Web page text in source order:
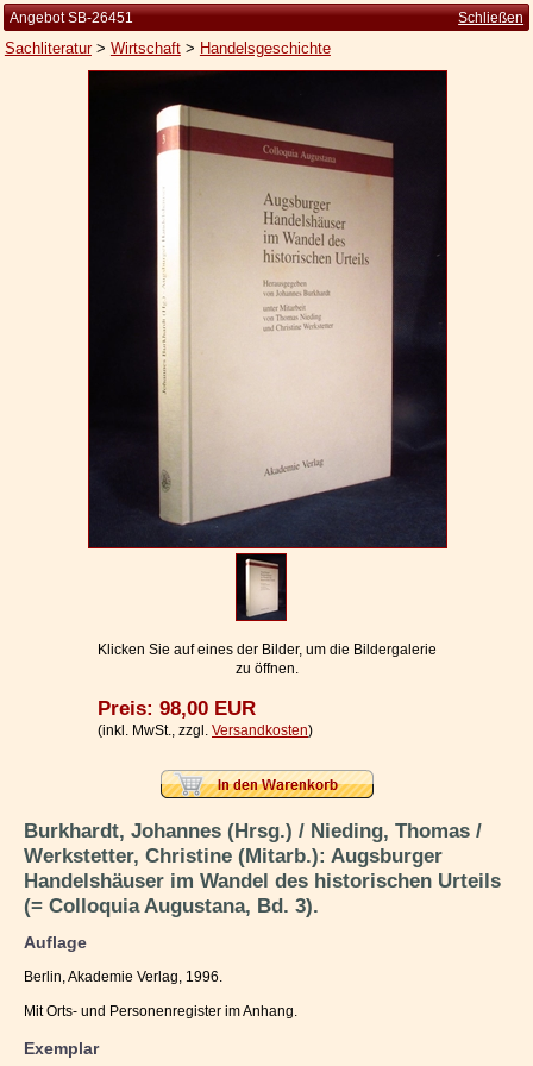
Die Brockhaus Auflagen
Geschäftsbedingungen
Datenschutzerklärung
Ihr Warenkorb
Angebot SB-26451 Schließen
Sachliteratur> Wirtschaft> Handelsgeschichte
Klicken Sie auf eines der Bilder, um die Bildergalerie
zu öffnen.
Preis: 98,00 EUR
(inkl. MwSt., zzgl. Versandkosten)
Burkhardt, Johannes (Hrsg.) / Nieding, Thomas /
Werkstetter, Christine (Mitarb.): Augsburger
Handelshäuser im Wandel des historischen Urteils
(= Colloquia Augustana, Bd. 3).
Auflage
Berlin, Akademie Verlag, 1996.
Mit Orts- und Personenregister im Anhang.
Exemplar